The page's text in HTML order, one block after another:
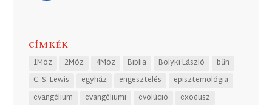
CÍMKÉK
1Móz 2Móz 4Móz Biblia Bolyki László
bűn
C. S. Lewis
egyház engesztelés
episztemológia
evangélium
evangéliumi evolúció
exodusz